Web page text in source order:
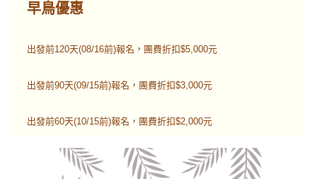
早鳥優惠
出發前120天(08/16前)報名，團費折扣$5,000元
出發前90天(09/15前)報名，團費折扣$3,000元
出發前60天(10/15前)報名，團費折扣$2,000元